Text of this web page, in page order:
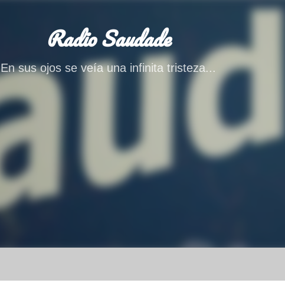
Ir al contenido principal
Radio Saudade
En sus ojos se veía una infinita tristeza...